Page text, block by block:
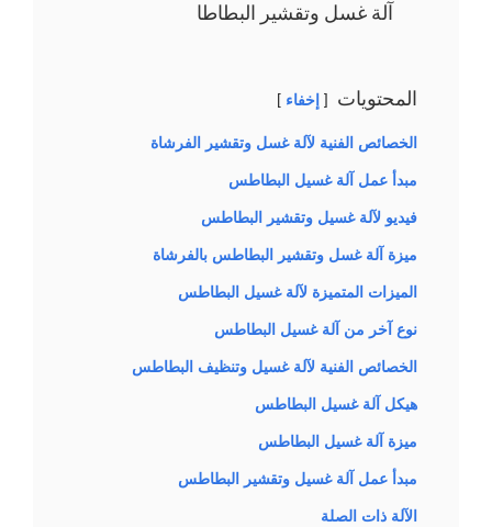
آلة غسل وتقشير البطاطا
المحتويات إخفاء
الخصائص الفنية لآلة غسل وتقشير الفرشاة
مبدأ عمل آلة غسيل البطاطس
فيديو لآلة غسيل وتقشير البطاطس
ميزة آلة غسل وتقشير البطاطس بالفرشاة
الميزات المتميزة لآلة غسيل البطاطس
نوع آخر من آلة غسيل البطاطس
الخصائص الفنية لآلة غسيل وتنظيف البطاطس
هيكل آلة غسيل البطاطس
ميزة آلة غسيل البطاطس
مبدأ عمل آلة غسيل وتقشير البطاطس
الآلة ذات الصلة